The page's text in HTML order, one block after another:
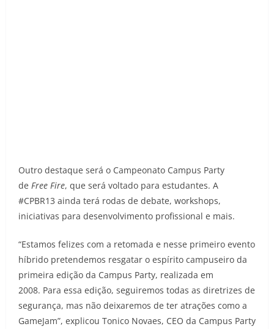
Outro destaque será o Campeonato Campus Party
de Free Fire, que será voltado para estudantes. A
#CPBR13 ainda terá rodas de debate, workshops,
iniciativas para desenvolvimento profissional e mais.
“Estamos felizes com a retomada e nesse primeiro evento
híbrido pretendemos resgatar o espírito campuseiro da
primeira edição da Campus Party, realizada em
2008. Para essa edição, seguiremos todas as diretrizes de
segurança, mas não deixaremos de ter atrações como a
GameJam”, explicou Tonico Novaes, CEO da Campus Party